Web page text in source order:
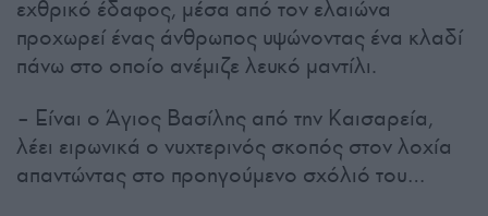
εχθρικό έδαφος, μέσα από τον ελαιώνα
προχωρεί ένας άνθρωπος υψώνοντας ένα κλαδί
πάνω στο οποίο ανέμιζε λευκό μαντίλι.
– Είναι ο Άγιος Βασίλης από την Καισαρεία,
λέει ειρωνικά ο νυχτερινός σκοπός στον λοχία
απαντώντας στο προηγούμενο σχόλιό του…